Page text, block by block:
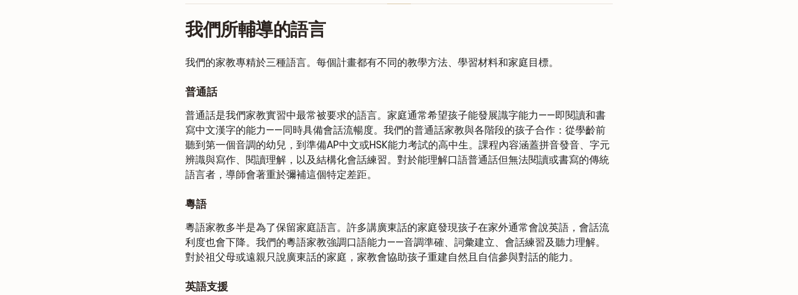
我們所輔導的語言
我們的家教專精於三種語言。每個計畫都有不同的教學方法、學習材料和家庭目標。
普通話
普通話是我們家教實習中最常被要求的語言。家庭通常希望孩子能發展識字能力——即閱讀和書
寫中文漢字的能力——同時具備會話流暢度。我們的普通話家教與各階段的孩子合作：從學齡前
聽到第一個音調的幼兒，到準備AP中文或HSK能力考試的高中生。課程內容涵蓋拼音發音、字元
辨識與寫作、閱讀理解，以及結構化會話練習。對於能理解口語普通話但無法閱讀或書寫的傳統
語言者，導師會著重於彌補這個特定差距。
粵語
粵語家教多半是為了保留家庭語言。許多講廣東話的家庭發現孩子在家外通常會說英語，會話流
利度也會下降。我們的粵語家教強調口語能力——音調準確、詞彙建立、會話練習及聽力理解。
對於祖父母或遠親只說廣東話的家庭，家教會協助孩子重建自然且自信參與對話的能力。
英語支援